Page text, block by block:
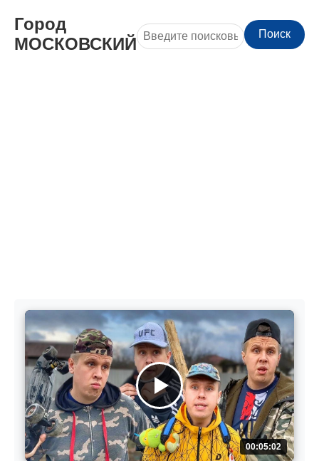
Город
МОСКОВСКИЙ
Поиск
00:05:02